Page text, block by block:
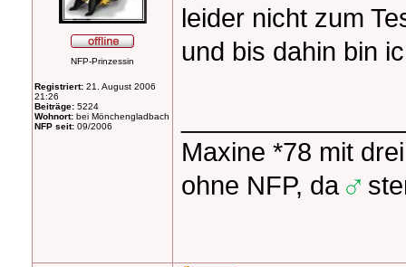
NFP-Prinzessin
Registriert: 21. August 2006
21:26
Beiträge: 5224
Wohnort: bei Mönchengladbach
NFP seit: 09/2006
leider nicht zum
und bis dahin bin
Maxine *78 mit
ohne NFP, da